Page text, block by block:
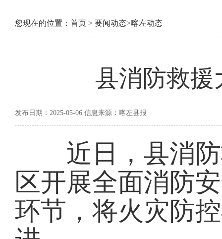
您现在的位置： 首页 > 要闻动态>喀左动态
县消防救援
发布日期：2025-05-06 信息来源：喀左县报
近日，县消防
区开展全面消防
环节，将火灾防